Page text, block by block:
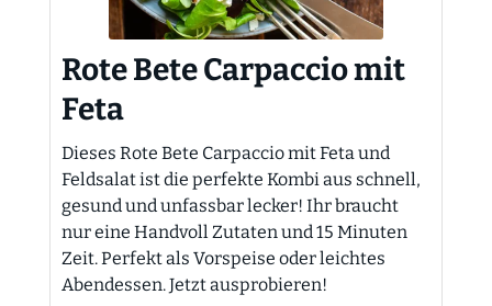
Rote Bete Carpaccio mit
Feta
Dieses Rote Bete Carpaccio mit Feta und
Feldsalat ist die perfekte Kombi aus schnell,
gesund und unfassbar lecker! Ihr braucht
nur eine Handvoll Zutaten und 15 Minuten
Zeit. Perfekt als Vorspeise oder leichtes
Abendessen. Jetzt ausprobieren!